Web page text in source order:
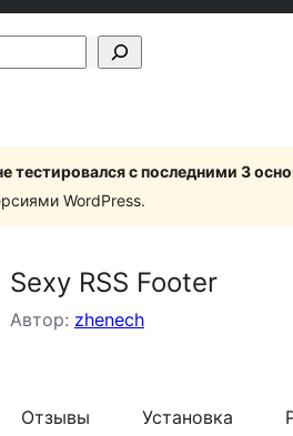
тестировался с последними 3
WordPress.
Sexy RSS Footer
Автор: zhenech
Отзывы Установка